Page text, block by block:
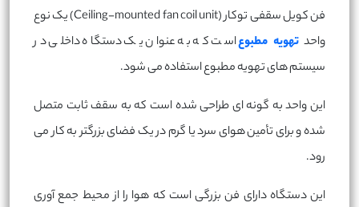
فن کویل سقفی توکار (Ceiling-mounted fan coil unit) یک نوع
واحدتهویه مطبوعاست که به عنوان یک دستگاه داخلی در
سیستم های تهویه مطبوع استفاده می شود.
این واحد به گونه ای طراحی شده است که به سقف ثابت متصل
شده و برای تأمین هوای سرد یا گرم در یک فضای بزرگتر به کار می
رود.
این دستگاه دارای فن بزرگی است که هوا را از محیط جمع آوری